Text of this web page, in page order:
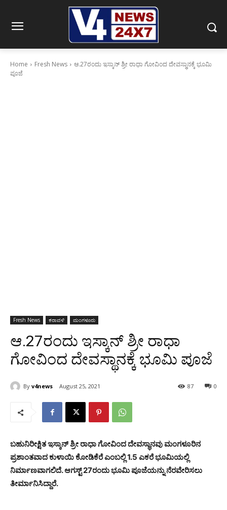
Home Fresh News
ಆ.27ರಂದು ಇಸ್ಕಾನ್ ಶ್ರೀ ರಾಧಾ ಗೋವಿಂದ ದೇವಸ್ಥಾನಕ್ಕೆ ಭೂಮಿ
ಪೂಜೆ
Fresh News ಕರಾವಳಿ ಮಂಗಳೂರು
ಆ.27ರಂದು ಇಸ್ಕಾನ್ ಶ್ರೀ ರಾಧಾ
ಗೋವಿಂದ ದೇವಸ್ಥಾನಕ್ಕೆ ಭೂಮಿ ಪೂಜೆ
By v4news August 25, 2021 0
87
ಬಹುನಿರೀಕ್ಷಿತ ಇಸ್ಕಾನ್ ಶ್ರೀ ರಾಧಾ ಗೋವಿಂದ ದೇವಸ್ಥಾನವು ಮಂಗಳೂರಿನ
ಪ್ರಶಾಂತವಾದ ಕುಳಾಯಿ ಕೋಡಿಕೆರೆ ಎಂಬಲ್ಲಿ 1.5 ಎಕರೆ ಭೂಮಿಯಲ್ಲಿ
ನಿರ್ಮಾಣವಾಗಲಿದೆ. ಆಗಸ್ಟ್ 27ರಂದು ಭೂಮಿ ಪೂಜೆಯನ್ನು ನೆರವೇರಿಸಲು
ತೀರ್ಮಾನಿಸಿದ್ದಾರೆ.